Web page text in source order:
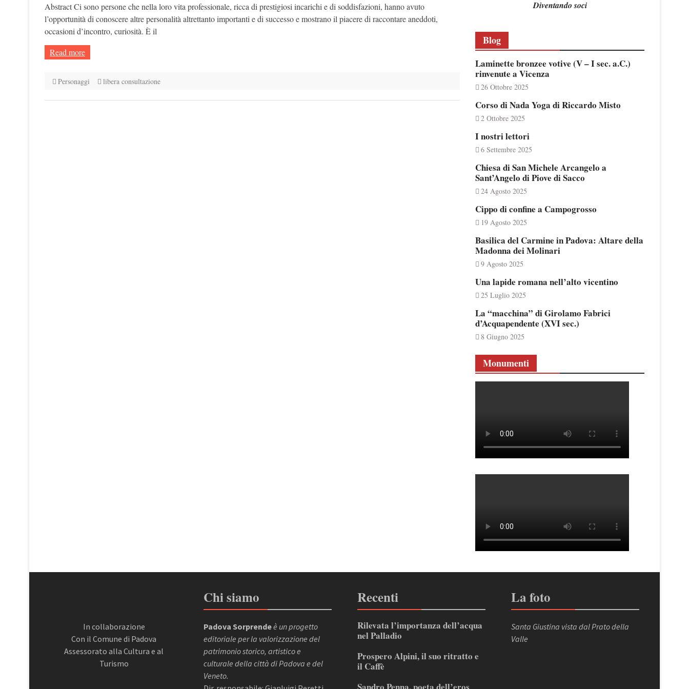
Abstract Ci sono persone che nella loro vita professionale, ricca di prestigiosi incarichi e di soddisfazioni, hanno avuto
l’opportunità di conoscere altre personalità altrettanto importanti e di successo e mostrano il piacere di raccontare aneddoti,
occasioni d’incontro, curiosità. È il
Read more
Personaggi libera consultazione
Diventando soci
Blog
Laminette bronzee votive (V – I sec. a.C.)
rinvenute a Vicenza
26 Ottobre 2025
Corso di Nada Yoga di Riccardo Misto
2 Ottobre 2025
I nostri lettori
6 Settembre 2025
Chiesa di San Michele Arcangelo a
Sant’Angelo di Piove di Sacco
24 Agosto 2025
Cippo di confine a Campogrosso
19 Agosto 2025
Basilica del Carmine in Padova: Altare della
Madonna dei Molinari
9 Agosto 2025
Una lapide romana nell’alto vicentino
25 Luglio 2025
La “macchina” di Girolamo Fabrici
d’Acquapendente (XVI sec.)
8 Giugno 2025
Monumenti
In collaborazione
Con il Comune di Padova
Assessorato alla Cultura e al
Turismo
Chi siamo
Padova Sorprendeè un progetto
editoriale per la valorizzazione del
patrimonio storico, artistico e
culturale della città di Padova e del
Veneto.
Recenti
Rilevata l’importanza dell’acqua
nel Palladio
Prospero Alpini, il suo ritratto e
il Caffè
La foto
Santa Giustina vista dal Prato della
Valle